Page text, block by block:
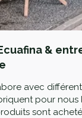
&
avec
pour nous
sont